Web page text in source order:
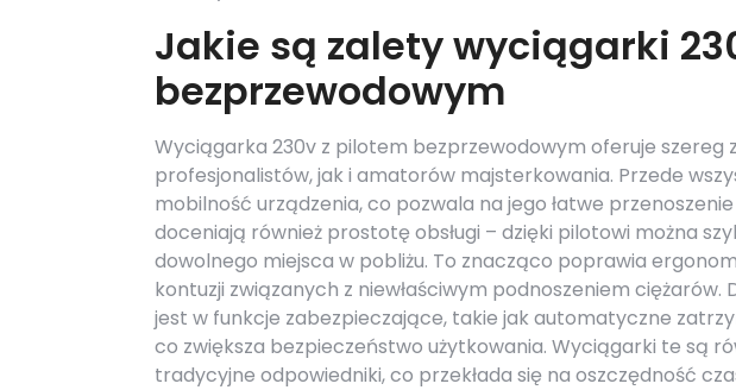
Jakie są zalety wyciągarki
bezprzewodowym
Wyciągarka 230v z pilotem bezprzewodowym oferuje
profesjonalistów, jak i amatorów majsterkowania. Przede
mobilność urządzenia, co pozwala na jego łatwe
doceniają również prostotę obsługi – dzięki pilotowi można
dowolnego miejsca w pobliżu. To znacząco poprawia
kontuzji związanych z niewłaściwym podnoszeniem
jest w funkcje zabezpieczające, takie jak automatyczne
co zwiększa bezpieczeństwo użytkowania. Wyciągarki te są
tradycyjne odpowiedniki, co przekłada się na oszczędność